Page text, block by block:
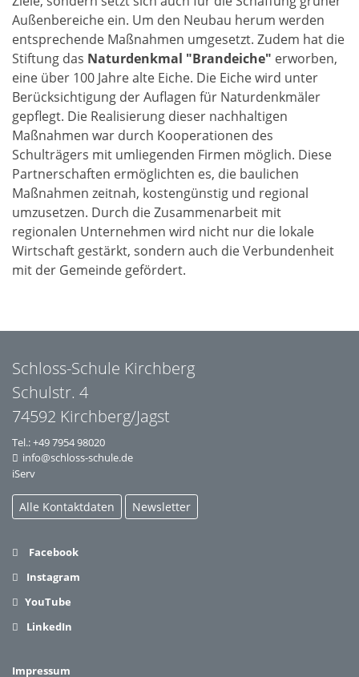
Außenbereiche ein. Um den Neubau herum werden
entsprechende Maßnahmen umgesetzt. Zudem hat die
Stiftung das Naturdenkmal "Brandeiche" erworben,
eine über 100 Jahre alte Eiche. Die Eiche wird unter
Berücksichtigung der Auflagen für Naturdenkmäler
gepflegt. Die Realisierung dieser nachhaltigen
Maßnahmen war durch Kooperationen des
Schulträgers mit umliegenden Firmen möglich. Diese
Partnerschaften ermöglichten es, die baulichen
Maßnahmen zeitnah, kostengünstig und regional
umzusetzen. Durch die Zusammenarbeit mit
regionalen Unternehmen wird nicht nur die lokale
Wirtschaft gestärkt, sondern auch die Verbundenheit
mit der Gemeinde gefördert.
Schloss-Schule Kirchberg
Schulstr. 4
74592 Kirchberg/Jagst
Tel.:+49 7954 98020
info@schloss-schule.de
iServ
Alle Kontaktdaten Newsletter
Facebook
Instagram
YouTube
LinkedIn
Impressum